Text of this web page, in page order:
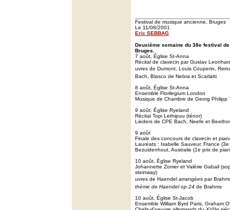
Festival de musique ancienne, Bruges
Le 11/08/2001
Eric SEBBAG
Deuxième semaine du 38e festival
Bruges.
7 août, Église St-Anna
Récital de clavecin par Gustav
uvres de Dumont, Louis Couperin,
Bach, Blasco de Nebra et Scarlatti
8 août, Église St-Anna
Ensemble Florilegium London
Musique de Chambre de Georg Philipp
9 août, Église Ryeland
Récital Topi Lethipuu (ténor)
Lieders de CPE Bach, Neefe et
9 août
Finale des concours de clavecin et
Lauréats : Isabelle Sauveur, France
Bezuidenhout, Australie (1e prix de
10 août, Église Ryeland
Johannette Zomer et Valérie Gabail
steinway)
uvres de Haendel arrangées par
thème de Haendel op.24 de Brahms
10 août, Église St-Jacob
Ensemble William Byrd Paris, Graham